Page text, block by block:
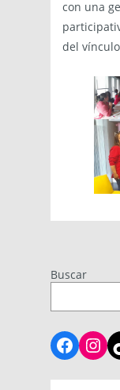
con una
del
Buscar